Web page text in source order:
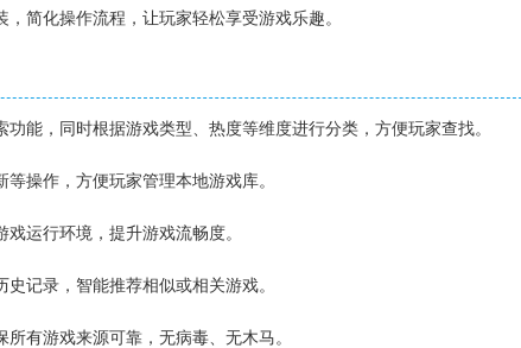
简化操作流程，让玩家轻松享受游戏乐趣。
能，同时根据游戏类型、热度等维度进行分类，方便玩家查找。
操作，方便玩家管理本地游戏库。
运行环境，提升游戏流畅度。
记录，智能推荐相似或相关游戏。
有游戏来源可靠，无病毒、无木马。